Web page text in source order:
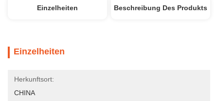
Einzelheiten Beschreibung Des Produkts
Einzelheiten
Herkunftsort:
CHINA